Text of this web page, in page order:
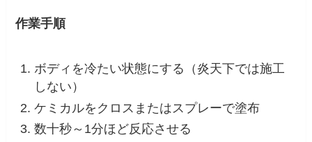
作業手順
ボディを冷たい状態にする（炎天下では施工
しない）
ケミカルをクロスまたはスプレーで塗布
数十秒～1分ほど反応させる